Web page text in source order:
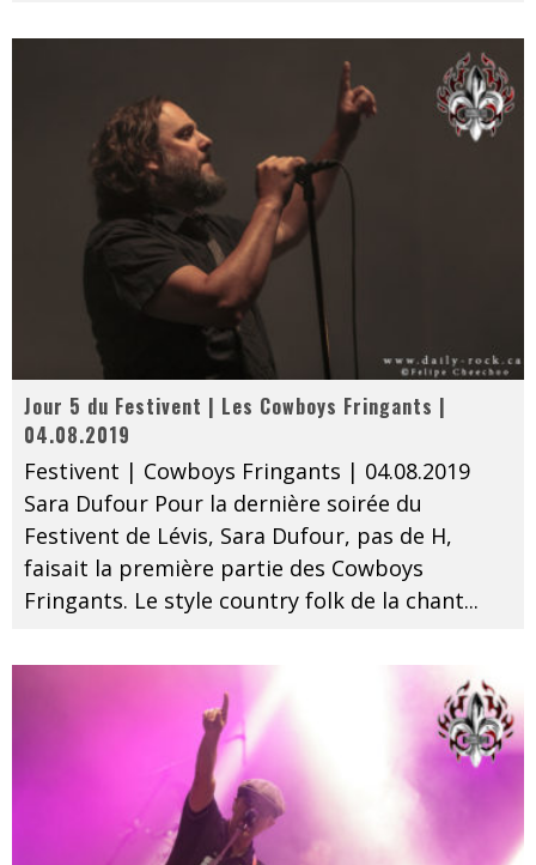
Jour 5 du Festivent | Les Cowboys Fringants |
04.08.2019
Festivent | Cowboys Fringants | 04.08.2019
Sara Dufour Pour la dernière soirée du
Festivent de Lévis, Sara Dufour, pas de H,
faisait la première partie des Cowboys
Fringants. Le style country folk de la chant...